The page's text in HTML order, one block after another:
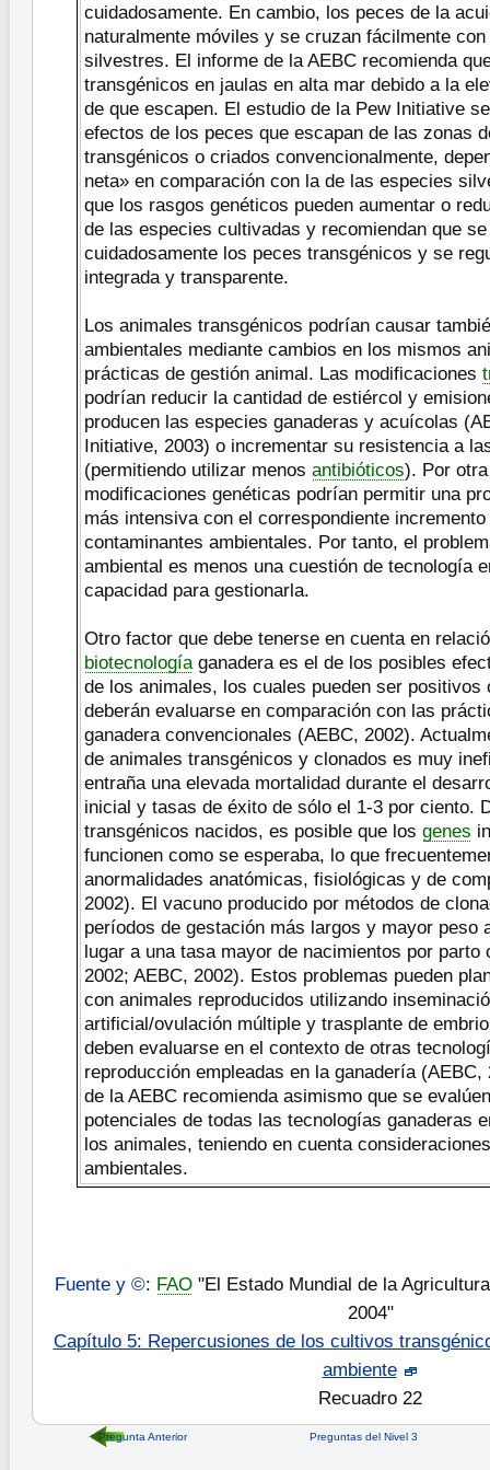
cuidadosamente. En cambio, los peces de la
naturalmente móviles y se cruzan fácilmente
silvestres. El informe de la AEBC recomienda
transgénicos en jaulas en alta mar debido a la
de que escapen. El estudio de la Pew Initiative
efectos de los peces que escapan de las zonas
transgénicos o criados convencionalmente,
neta» en comparación con la de las especies
que los rasgos genéticos pueden aumentar o
de las especies cultivadas y recomiendan que
cuidadosamente los peces transgénicos y se
integrada y transparente.
Los animales transgénicos podrían causar
ambientales mediante cambios en los mismos
prácticas de gestión animal. Las modificaciones
podrían reducir la cantidad de estiércol y
producen las especies ganaderas y acuícolas
Initiative, 2003) o incrementar su resistencia a
(permitiendo utilizar menos antibióticos). Por
modificaciones genéticas podrían permitir una
más intensiva con el correspondiente
contaminantes ambientales. Por tanto, el
ambiental es menos una cuestión de tecnología
capacidad para gestionarla.
Otro factor que debe tenerse en cuenta en
biotecnologíaganadera es el de los posibles
de los animales, los cuales pueden ser positivos
deberán evaluarse en comparación con las
ganadera convencionales (AEBC, 2002).
de animales transgénicos y clonados es muy
entraña una elevada mortalidad durante el
inicial y tasas de éxito de sólo el 1-3 por ciento.
transgénicos nacidos, es posible que los genes
funcionen como se esperaba, lo que
anormalidades anatómicas, fisiológicas y de
2002). El vacuno producido por métodos de
períodos de gestación más largos y mayor peso
lugar a una tasa mayor de nacimientos por parto
2002; AEBC, 2002). Estos problemas pueden
con animales reproducidos utilizando
artificial/ovulación múltiple y trasplante de
deben evaluarse en el contexto de otras
reproducción empleadas en la ganadería
de la AEBC recomienda asimismo que se
potenciales de todas las tecnologías ganaderas
los animales, teniendo en cuenta
ambientales.
Fuente y ©: FAO "El Estado Mundial de la
2004"
Capítulo 5: Repercusiones de los cultivos
ambiente
Recuadro 22
Pregunta Anterior Preguntas del Nivel 3